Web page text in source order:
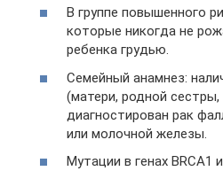
В группе повышенного
которые никогда не
ребенка грудью.
Семейный анамнез:
(матери, родной
диагностирован рак
или молочной железы.
Мутации в генах BRCA1